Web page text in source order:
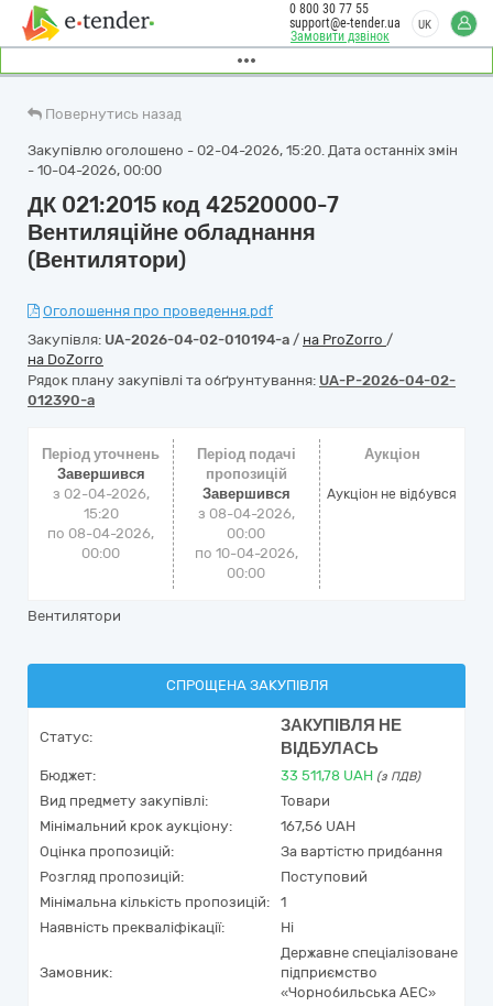
Замовити дзвінок
0 800 30 77 55
support@e-tender.ua
UK
Повернутись назад
Закупівлю оголошено - 02-04-2026, 15:20. Дата останніх змін
- 10-04-2026, 00:00
ДК 021:2015 код 42520000-7
Вентиляційне обладнання
(Вентилятори)
Оголошення про проведення.pdf
Закупівля: UA-2026-04-02-010194-a / на ProZorro /
на DoZorro
Рядок плану закупівлі та обґрунтування: UA-P-2026-04-02-
012390-a
Період уточнень
Завершився
з 02-04-2026,
15:20
по 08-04-2026,
00:00
Період подачі
пропозицій
Завершився
з 08-04-2026,
00:00
по 10-04-2026,
00:00
Аукціон
Аукціон не відбувся
Вентилятори
СПРОЩЕНА ЗАКУПІВЛЯ
Статус:
ЗАКУПІВЛЯ НЕ
ВІДБУЛАСЬ
Бюджет: 33 511,78 UAH (з ПДВ)
Вид предмету закупівлі:
Товари
Мінімальний крок аукціону:
167,56 UAH
Оцінка пропозицій:
За вартістю придбання
Розгляд пропозицій:
Поступовий
Мінімальна кількість пропозицій:
1
Наявність прекваліфікації:
Ні
Замовник:
Державне спеціалізоване
підприємство
«Чорнобильська АЕС»